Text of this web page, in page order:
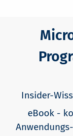
Insider-
eBook -